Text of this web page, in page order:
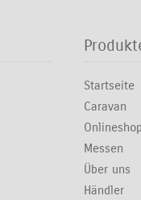
Startseite
Caravan
Messen
Über uns
Händler